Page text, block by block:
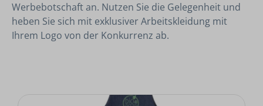
Werbebotschaft an. Nutzen Sie die Gelegenheit und
heben Sie sich mit exklusiver Arbeitskleidung mit
Ihrem Logo von der Konkurrenz ab.